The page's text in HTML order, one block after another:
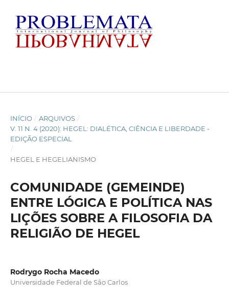
INÍCIO / ARQUIVOS /
V. 11 N. 4 (2020): HEGEL: DIALÉTICA, CIÊNCIA E LIBERDADE -
EDIÇÃO ESPECIAL
/
HEGEL E HEGELIANISMO
COMUNIDADE (GEMEINDE)
ENTRE LÓGICA E POLÍTICA NAS
LIÇÕES SOBRE A FILOSOFIA DA
RELIGIÃO DE HEGEL
Rodrygo Rocha Macedo
Universidade Federal de São Carlos